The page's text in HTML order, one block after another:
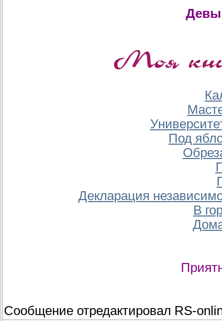
Под
Декларация
В
Сообщение отредактировал RS-